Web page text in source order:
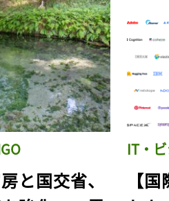
と国交省、
IT・
【